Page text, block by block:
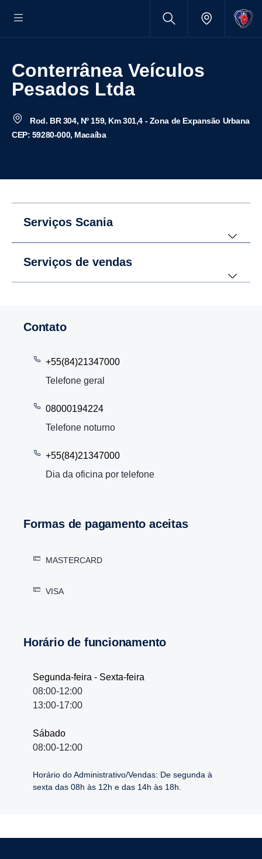
Conterrânea Veículos
Pesados Ltda
Rod. BR 304, Nº 159, Km 301,4 - Zona de Expansão Urbana
CEP: 59280-000, Macaíba
Serviços Scania
Serviços de vendas
Contato
+55(84)21347000
Telefone geral
08000194224
Telefone noturno
+55(84)21347000
Dia da oficina por telefone
Formas de pagamento aceitas
MASTERCARD
VISA
Horário de funcionamento
Segunda-feira - Sexta-feira
08:00-12:00
13:00-17:00
Sábado
08:00-12:00
Horário do Administrativo/Vendas: De segunda à
sexta das 08h às 12h e das 14h às 18h.